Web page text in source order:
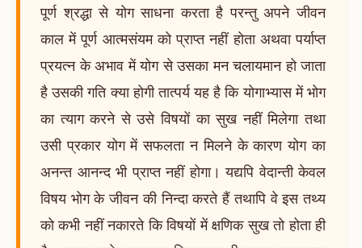
पूर्ण श्रद्धा से योग साधना करता है परन्तु अपने जीवन
काल में पूर्ण आत्मसंयम को प्राप्त नहीं होता अथवा पर्याप्त
प्रयत्न के अभाव में योग से उसका मन चलायमान हो जाता
है उसकी गति क्या होगी तात्पर्य यह है कि योगाभ्यास में भोग
का त्याग करने से उसे विषयों का सुख नहीं मिलेगा तथा
उसी प्रकार योग में सफलता न मिलने के कारण योग का
अनन्त आनन्द भी प्राप्त नहीं होगा। यद्यपि वेदान्ती केवल
विषय भोग के जीवन की निन्दा करते हैं तथापि वे इस तथ्य
को कभी नहीं नकारते कि विषयों में क्षणिक सुख तो होता ही